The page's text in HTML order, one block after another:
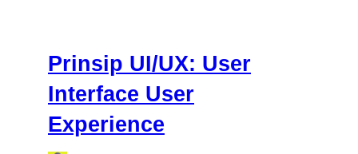
Prinsip UI/UX: User
Interface User
Experience